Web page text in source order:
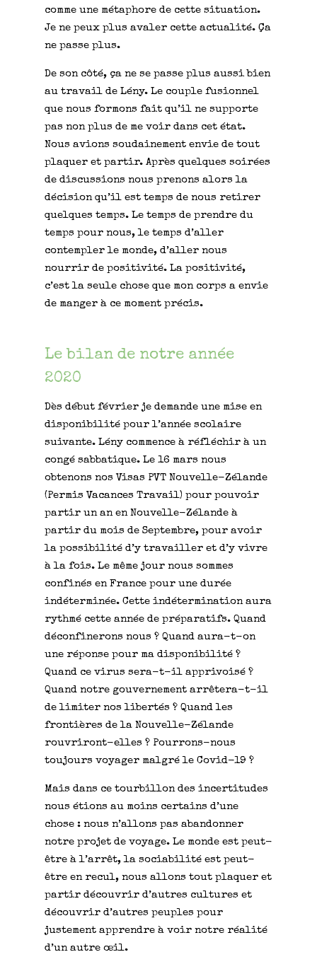
comme une métaphore de cette situation.
Je ne peux plus avaler cette actualité. Ça
ne passe plus.
De son côté, ça ne se passe plus aussi bien
au travail de Lény. Le couple fusionnel
que nous formons fait qu’il ne supporte
pas non plus de me voir dans cet état.
Nous avions soudainement envie de tout
plaquer et partir. Après quelques soirées
de discussions nous prenons alors la
décision qu’il est temps de nous retirer
quelques temps. Le temps de prendre du
temps pour nous, le temps d’aller
contempler le monde, d’aller nous
nourrir de positivité. La positivité,
c’est la seule chose que mon corps a envie
de manger à ce moment précis.
Le bilan de notre année
2020
Dès début février je demande une mise en
disponibilité pour l’année scolaire
suivante. Lény commence à réfléchir à un
congé sabbatique. Le 16 mars nous
obtenons nos Visas PVT Nouvelle-Zélande
(Permis Vacances Travail) pour pouvoir
partir un an en Nouvelle-Zélande à
partir du mois de Septembre, pour avoir
la possibilité d’y travailler et d’y vivre
à la fois. Le même jour nous sommes
confinés en France pour une durée
indéterminée. Cette indétermination aura
rythmé cette année de préparatifs. Quand
déconfinerons nous ? Quand aura-t-on
une réponse pour ma disponibilité ?
Quand ce virus sera-t-il apprivoisé ?
Quand notre gouvernement arrêtera-t-il
de limiter nos libertés ? Quand les
frontières de la Nouvelle-Zélande
rouvriront-elles ? Pourrons-nous
toujours voyager malgré le Covid-19 ?
Mais dans ce tourbillon des incertitudes
nous étions au moins certains d’une
chose : nous n’allons pas abandonner
notre projet de voyage. Le monde est peut-
être à l’arrêt, la sociabilité est peut-
être en recul, nous allons tout plaquer et
partir découvrir d’autres cultures et
découvrir d’autres peuples pour
justement apprendre à voir notre réalité
d’un autre œil.